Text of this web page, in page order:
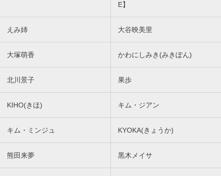
E】
えみ姉 大谷映美里
大塚萌香 かわにしみき(みきぽん)
北川景子 果歩
KIHO(きほ) キム・ジアン
キム・ミンジュ KYOKA(きょうか)
熊田来夢 黒木メイサ